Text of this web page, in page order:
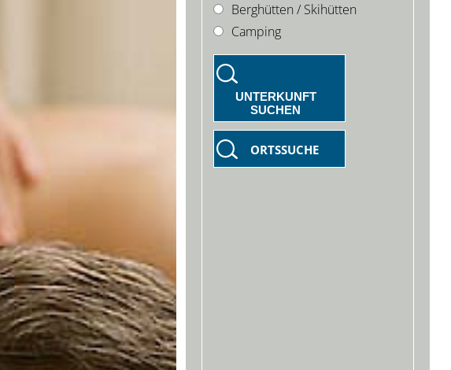
Berghütten / Skihütten
Camping
UNTERKUNFT
SUCHEN
ORTSSUCHE